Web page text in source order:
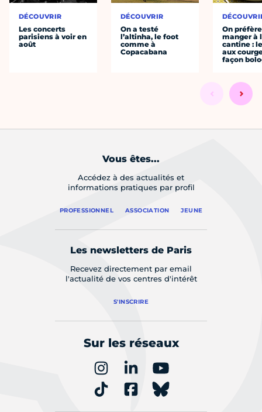
DÉCOUVRIR
Les concerts
parisiens à voir en
août
DÉCOUVRIR
On a testé
l’altinha, le foot
comme à
Copacabana
On préfère
manger à
cantine :
aux
façon
Vous êtes...
Accédez à des actualités et
informations pratiques par profil
PROFESSIONNEL ASSOCIATION JEUNE
Les newsletters de Paris
Recevez directement par email
l'actualité de vos centres d'intérêt
S'INSCRIRE
Sur les réseaux